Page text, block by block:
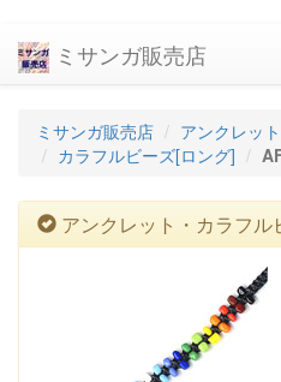
ミサンガ販売店
ミサンガ販売店 アンクレット
カラフルビーズ[ロング]
アンクレット・カラフル